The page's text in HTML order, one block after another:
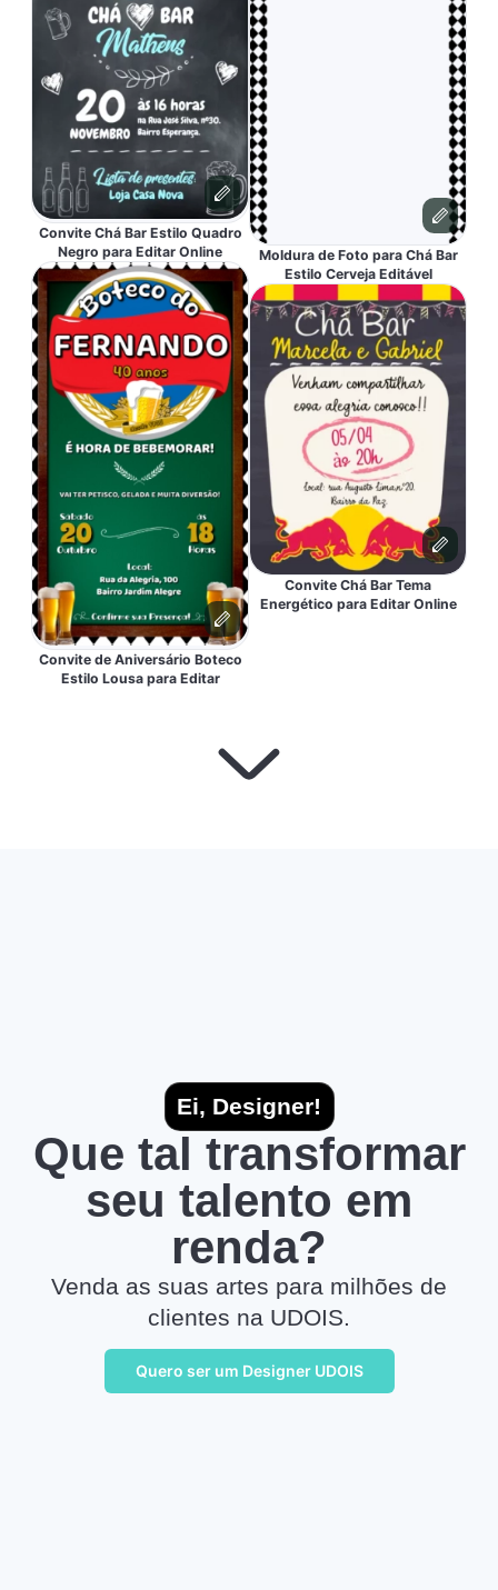
Convite Chá Bar Estilo Quadro
Negro para Editar Online
Convite de Aniversário Boteco
Estilo Lousa para Editar
Moldura de Foto para Chá Bar
Estilo Cerveja Editável
Convite Chá Bar Tema
Energético para Editar Online
Ei, Designer!
Que tal transformar
seu talento em
renda?
Venda as suas artes para milhões de
clientes na UDOIS.
Quero ser um Designer UDOIS